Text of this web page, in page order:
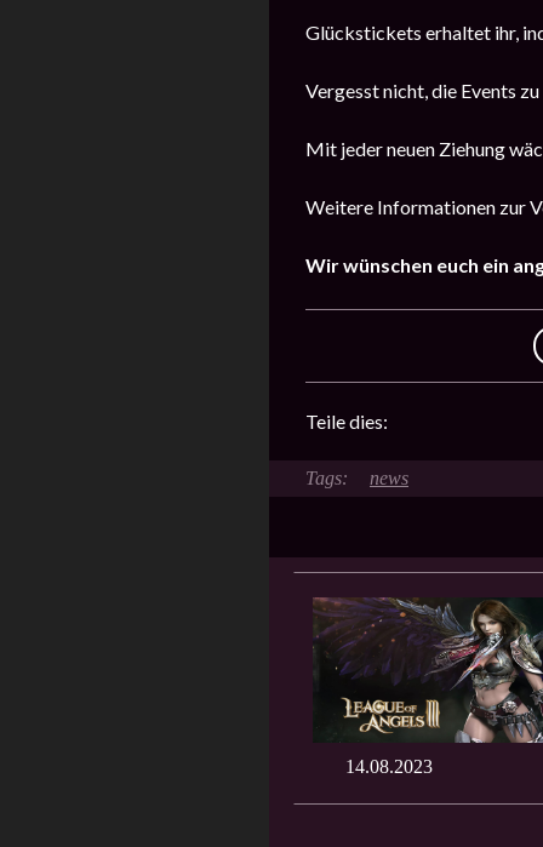
Glückstickets erhaltet ihr,
Vergesst nicht, die Events
Mit jeder neuen Ziehung
Weitere Informationen zur
Wir wünschen euch ein
Teile dies:
news
14.08.2023